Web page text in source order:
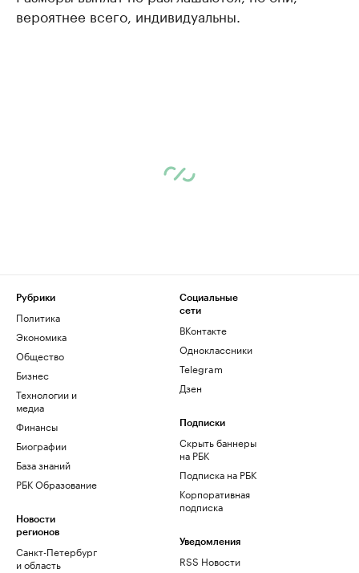
вероятнее всего, индивидуальны.
Рубрики
Политика
Экономика
Общество
Бизнес
Технологии и
медиа
Финансы
Биографии
База знаний
РБК Образование
Новости
регионов
Санкт-Петербург
и область
Социальные
сети
ВКонтакте
Одноклассники
Telegram
Дзен
Подписки
Скрыть баннеры
на РБК
Подписка на РБК
Корпоративная
подписка
Уведомления
RSS Новости